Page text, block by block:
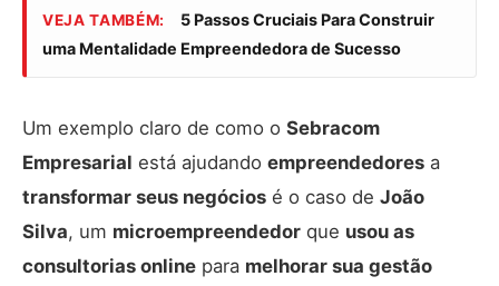
VEJA TAMBÉM:
5 Passos Cruciais Para Construir
uma Mentalidade Empreendedora de Sucesso
Um exemplo claro de como o Sebracom
Empresarial está ajudando empreendedores a
transformar seus negócios é o caso de João
Silva, um microempreendedor que usou as
consultorias online para melhorar sua gestão